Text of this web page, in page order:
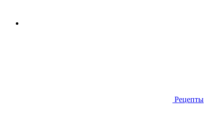
Рецепты